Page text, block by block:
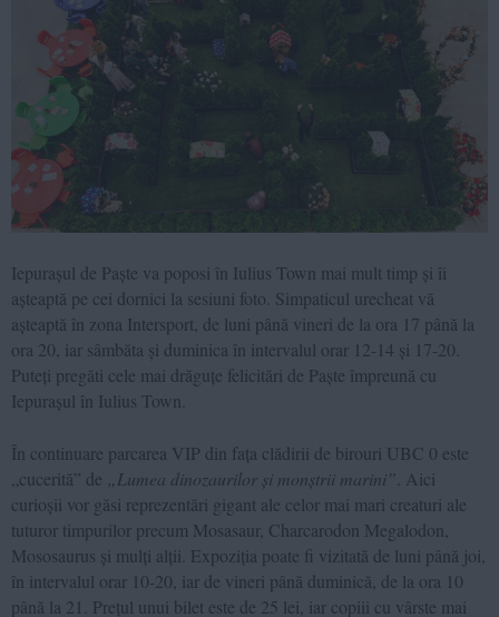
Iepurașul de Paște va poposi în Iulius Town mai mult timp și îi
așteaptă pe cei dornici la sesiuni foto. Simpaticul urecheat vă
așteaptă în zona Intersport, de luni până vineri de la ora 17 până la
ora 20, iar sâmbăta și duminica în intervalul orar 12-14 și 17-20.
Puteți pregăti cele mai drăguțe felicitări de Paște împreună cu
Iepurașul în Iulius Town.
În continuare parcarea VIP din fața clădirii de birouri UBC 0 este
„cucerită” de „Lumea dinozaurilor și monștrii marini” . Aici
curioșii vor găsi reprezentări gigant ale celor mai mari creaturi ale
tuturor timpurilor precum Mosasaur, Charcarodon Megalodon,
Mososaurus și mulți alții. Expoziția poate fi vizitată de luni până joi,
în intervalul orar 10-20, iar de vineri până duminică, de la ora 10
până la 21. Prețul unui bilet este de 25 lei, iar copiii cu vârste mai